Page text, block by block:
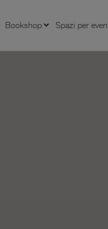
Bookshop Spazi per